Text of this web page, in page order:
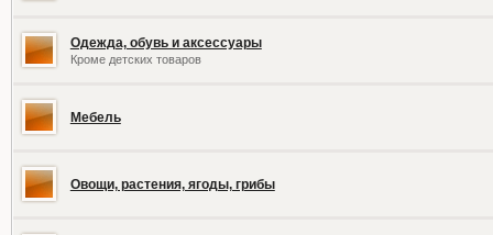
Одежда, обувь и аксессуары
Кроме детских товаров
Мебель
Овощи, растения, ягоды, грибы